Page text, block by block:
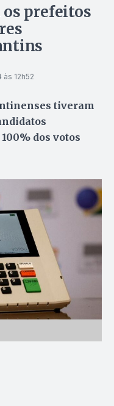
prefeitos
12h52
tiveram
dos votos